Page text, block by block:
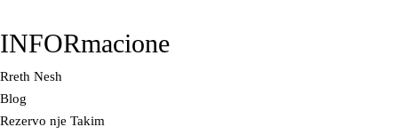
INFORmacione
Rreth Nesh
Blog
Rezervo nje Takim